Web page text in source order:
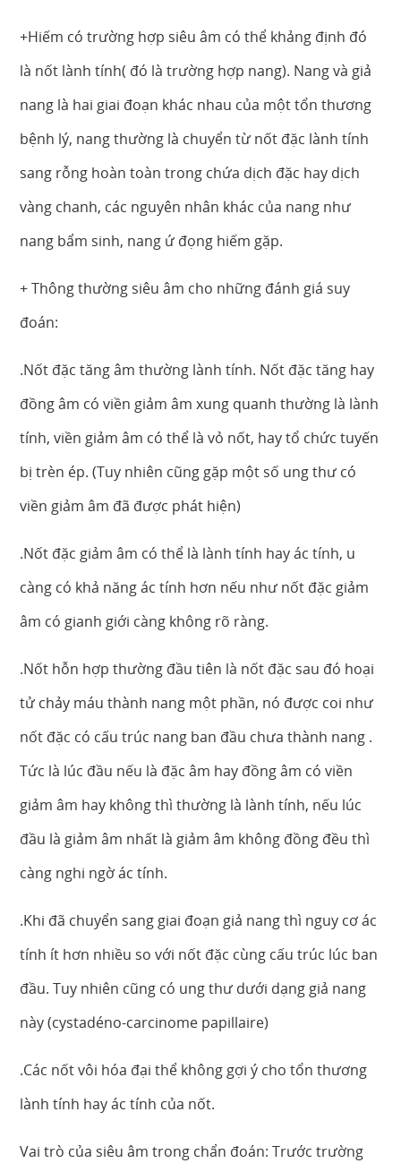
+Hiếm có trường hợp siêu âm có thể khảng định đó
là nốt lành tính( đó là trường hợp nang). Nang và giả
nang là hai giai đoạn khác nhau của một tổn thương
bệnh lý, nang thường là chuyển từ nốt đặc lành tính
sang rỗng hoàn toàn trong chứa dịch đặc hay dịch
vàng chanh, các nguyên nhân khác của nang như
nang bẩm sinh, nang ứ đọng hiếm gặp.
+ Thông thường siêu âm cho những đánh giá suy
đoán:
.Nốt đặc tăng âm thường lành tính. Nốt đặc tăng hay
đồng âm có viền giảm âm xung quanh thường là lành
tính, viền giảm âm có thể là vỏ nốt, hay tổ chức tuyến
bị trèn ép. (Tuy nhiên cũng gặp một số ung thư có
viền giảm âm đã được phát hiện)
.Nốt đặc giảm âm có thể là lành tính hay ác tính, u
càng có khả năng ác tính hơn nếu như nốt đặc giảm
âm có gianh giới càng không rõ ràng.
.Nốt hỗn hợp thường đầu tiên là nốt đặc sau đó hoại
tử chảy máu thành nang một phần, nó được coi như
nốt đặc có cấu trúc nang ban đầu chưa thành nang .
Tức là lúc đầu nếu là đặc âm hay đồng âm có viền
giảm âm hay không thì thường là lành tính, nếu lúc
đầu là giảm âm nhất là giảm âm không đồng đều thì
càng nghi ngờ ác tính.
.Khi đã chuyển sang giai đoạn giả nang thì nguy cơ ác
tính ít hơn nhiều so với nốt đặc cùng cấu trúc lúc ban
đầu. Tuy nhiên cũng có ung thư dưới dạng giả nang
này (cystadéno-carcinome papillaire)
.Các nốt vôi hóa đại thể không gợi ý cho tổn thương
lành tính hay ác tính của nốt.
Vai trò của siêu âm trong chẩn đoán: Trước trường